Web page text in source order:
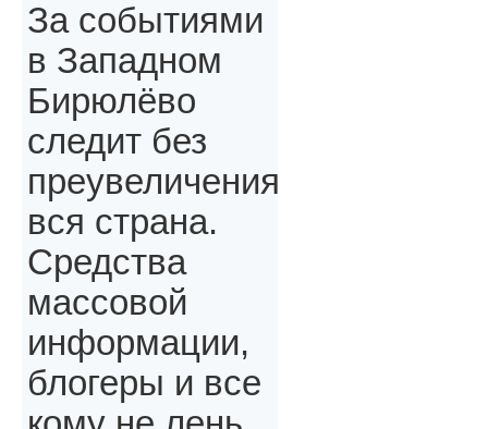
За событиями
в Западном
Бирюлёво
следит без
преувеличения
вся страна.
Средства
массовой
информации,
блогеры и все